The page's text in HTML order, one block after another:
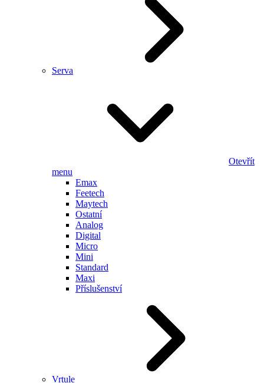
Serva
Otevřít
menu
Emax
Feetech
Maytech
Ostatní
Analog
Digital
Micro
Mini
Standard
Maxi
Příslušenství
Vrtule